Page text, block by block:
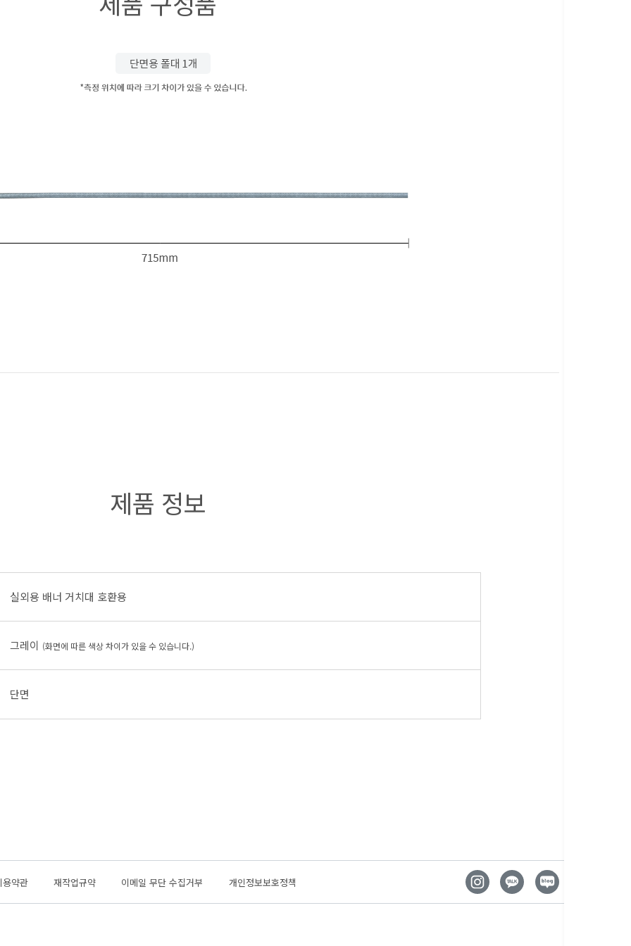
제품 정보
실외용 배너 거치대 호환용
그레이 (화면에 따른 색상 차이가 있을 수 있습니다.)
단면
용약관 재작업규약 이메일 무단 수집거부 개인정보보호정책